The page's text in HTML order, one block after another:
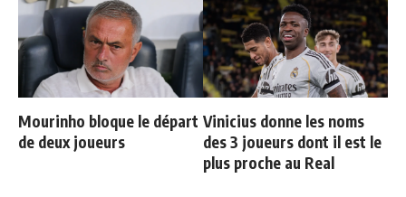
Mourinho bloque le départ
de deux joueurs
Vinicius donne les noms
des 3 joueurs dont il est le
plus proche au Real